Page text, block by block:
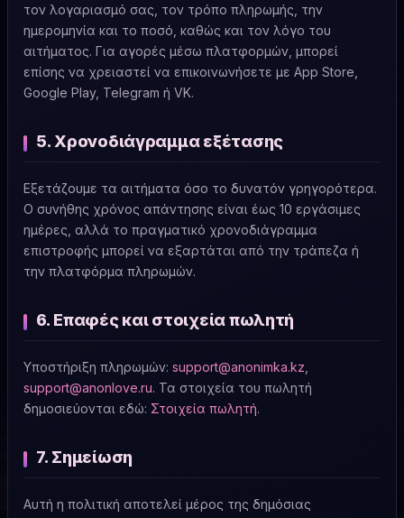
τον λογαριασμό σας, τον τρόπο πληρωμής, την
ημερομηνία και το ποσό, καθώς και τον λόγο του
αιτήματος. Για αγορές μέσω πλατφορμών, μπορεί
επίσης να χρειαστεί να επικοινωνήσετε με App Store,
Google Play, Telegram ή VK.
5. Χρονοδιάγραμμα εξέτασης
Εξετάζουμε τα αιτήματα όσο το δυνατόν γρηγορότερα.
Ο συνήθης χρόνος απάντησης είναι έως 10 εργάσιμες
ημέρες, αλλά το πραγματικό χρονοδιάγραμμα
επιστροφής μπορεί να εξαρτάται από την τράπεζα ή
την πλατφόρμα πληρωμών.
6. Επαφές και στοιχεία πωλητή
Υποστήριξη πληρωμών: support@anonimka.kz
support@anonlove.ru. Τα στοιχεία του πωλητή
δημοσιεύονται εδώ: Στοιχεία πωλητή.
7. Σημείωση
Αυτή η πολιτική αποτελεί μέρος της δημόσιας